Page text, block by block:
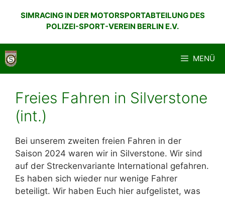
InhaltSIMRACING IN DER MOTORSPORTABTEILUNG DES
POLIZEI-SPORT-VEREIN BERLIN E.V.
MENÜ
Freies Fahren in Silverstone
(int.)
Bei unserem zweiten freien Fahren in der
Saison 2024 waren wir in Silverstone. Wir sind
auf der Streckenvariante International gefahren.
Es haben sich wieder nur wenige Fahrer
beteiligt. Wir haben Euch hier aufgelistet, was